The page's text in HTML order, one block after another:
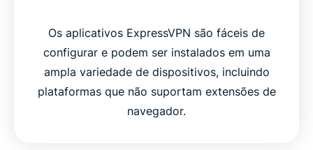
Os aplicativos ExpressVPN são fáceis de
configurar e podem ser instalados em uma
ampla variedade de dispositivos, incluindo
plataformas que não suportam extensões de
navegador.